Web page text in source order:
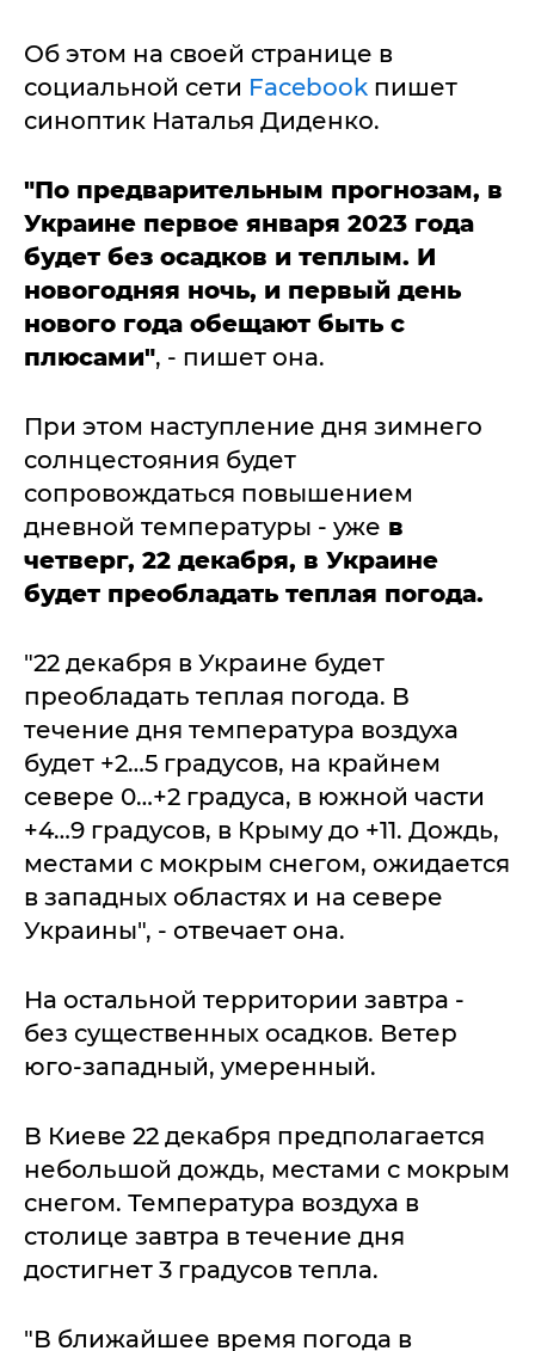
Об этом на своей странице в
социальной сети Facebook пишет
синоптик Наталья Диденко.
"По предварительным прогнозам, в
Украине первое января 2023 года
будет без осадков и теплым. И
новогодняя ночь, и первый день
нового года обещают быть с
плюсами", - пишет она.
При этом наступление дня зимнего
солнцестояния будет
сопровождаться повышением
дневной температуры - уже в
четверг, 22 декабря, в Украине
будет преобладать теплая погода.
"22 декабря в Украине будет
преобладать теплая погода. В
течение дня температура воздуха
будет +2…5 градусов, на крайнем
севере 0…+2 градуса, в южной части
+4…9 градусов, в Крыму до +11. Дождь,
местами с мокрым снегом, ожидается
в западных областях и на севере
Украины", - отвечает она.
На остальной территории завтра -
без существенных осадков. Ветер
юго-западный, умеренный.
В Киеве 22 декабря предполагается
небольшой дождь, местами с мокрым
снегом. Температура воздуха в
столице завтра в течение дня
достигнет 3 градусов тепла.
"В ближайшее время погода в